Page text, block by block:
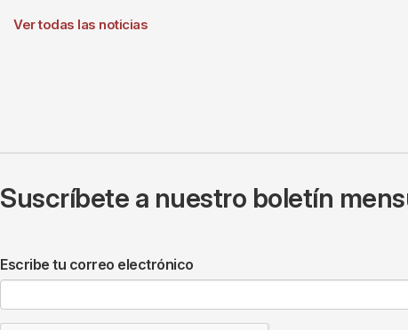
Ver todas las noticias
Suscríbete a nuestro boletín
Escribe tu correo electrónico